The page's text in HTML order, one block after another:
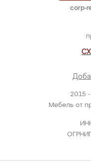
2015
Мебель от
corp-